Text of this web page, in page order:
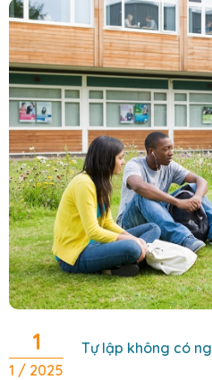
1
1 / 2025
Tự lập không có